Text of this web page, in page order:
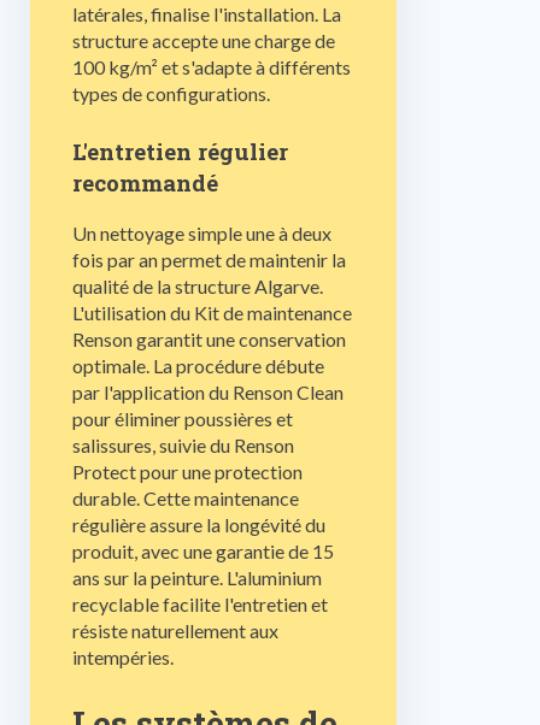
latérales, finalise l'installation. La
structure accepte une charge de
100 kg/m² et s'adapte à différents
types de configurations.
L'entretien régulier
recommandé
Un nettoyage simple une à deux
fois par an permet de maintenir la
qualité de la structure Algarve.
L'utilisation du Kit de maintenance
Renson garantit une conservation
optimale. La procédure débute
par l'application du Renson Clean
pour éliminer poussières et
salissures, suivie du Renson
Protect pour une protection
durable. Cette maintenance
régulière assure la longévité du
produit, avec une garantie de 15
ans sur la peinture. L'aluminium
recyclable facilite l'entretien et
résiste naturellement aux
intempéries.